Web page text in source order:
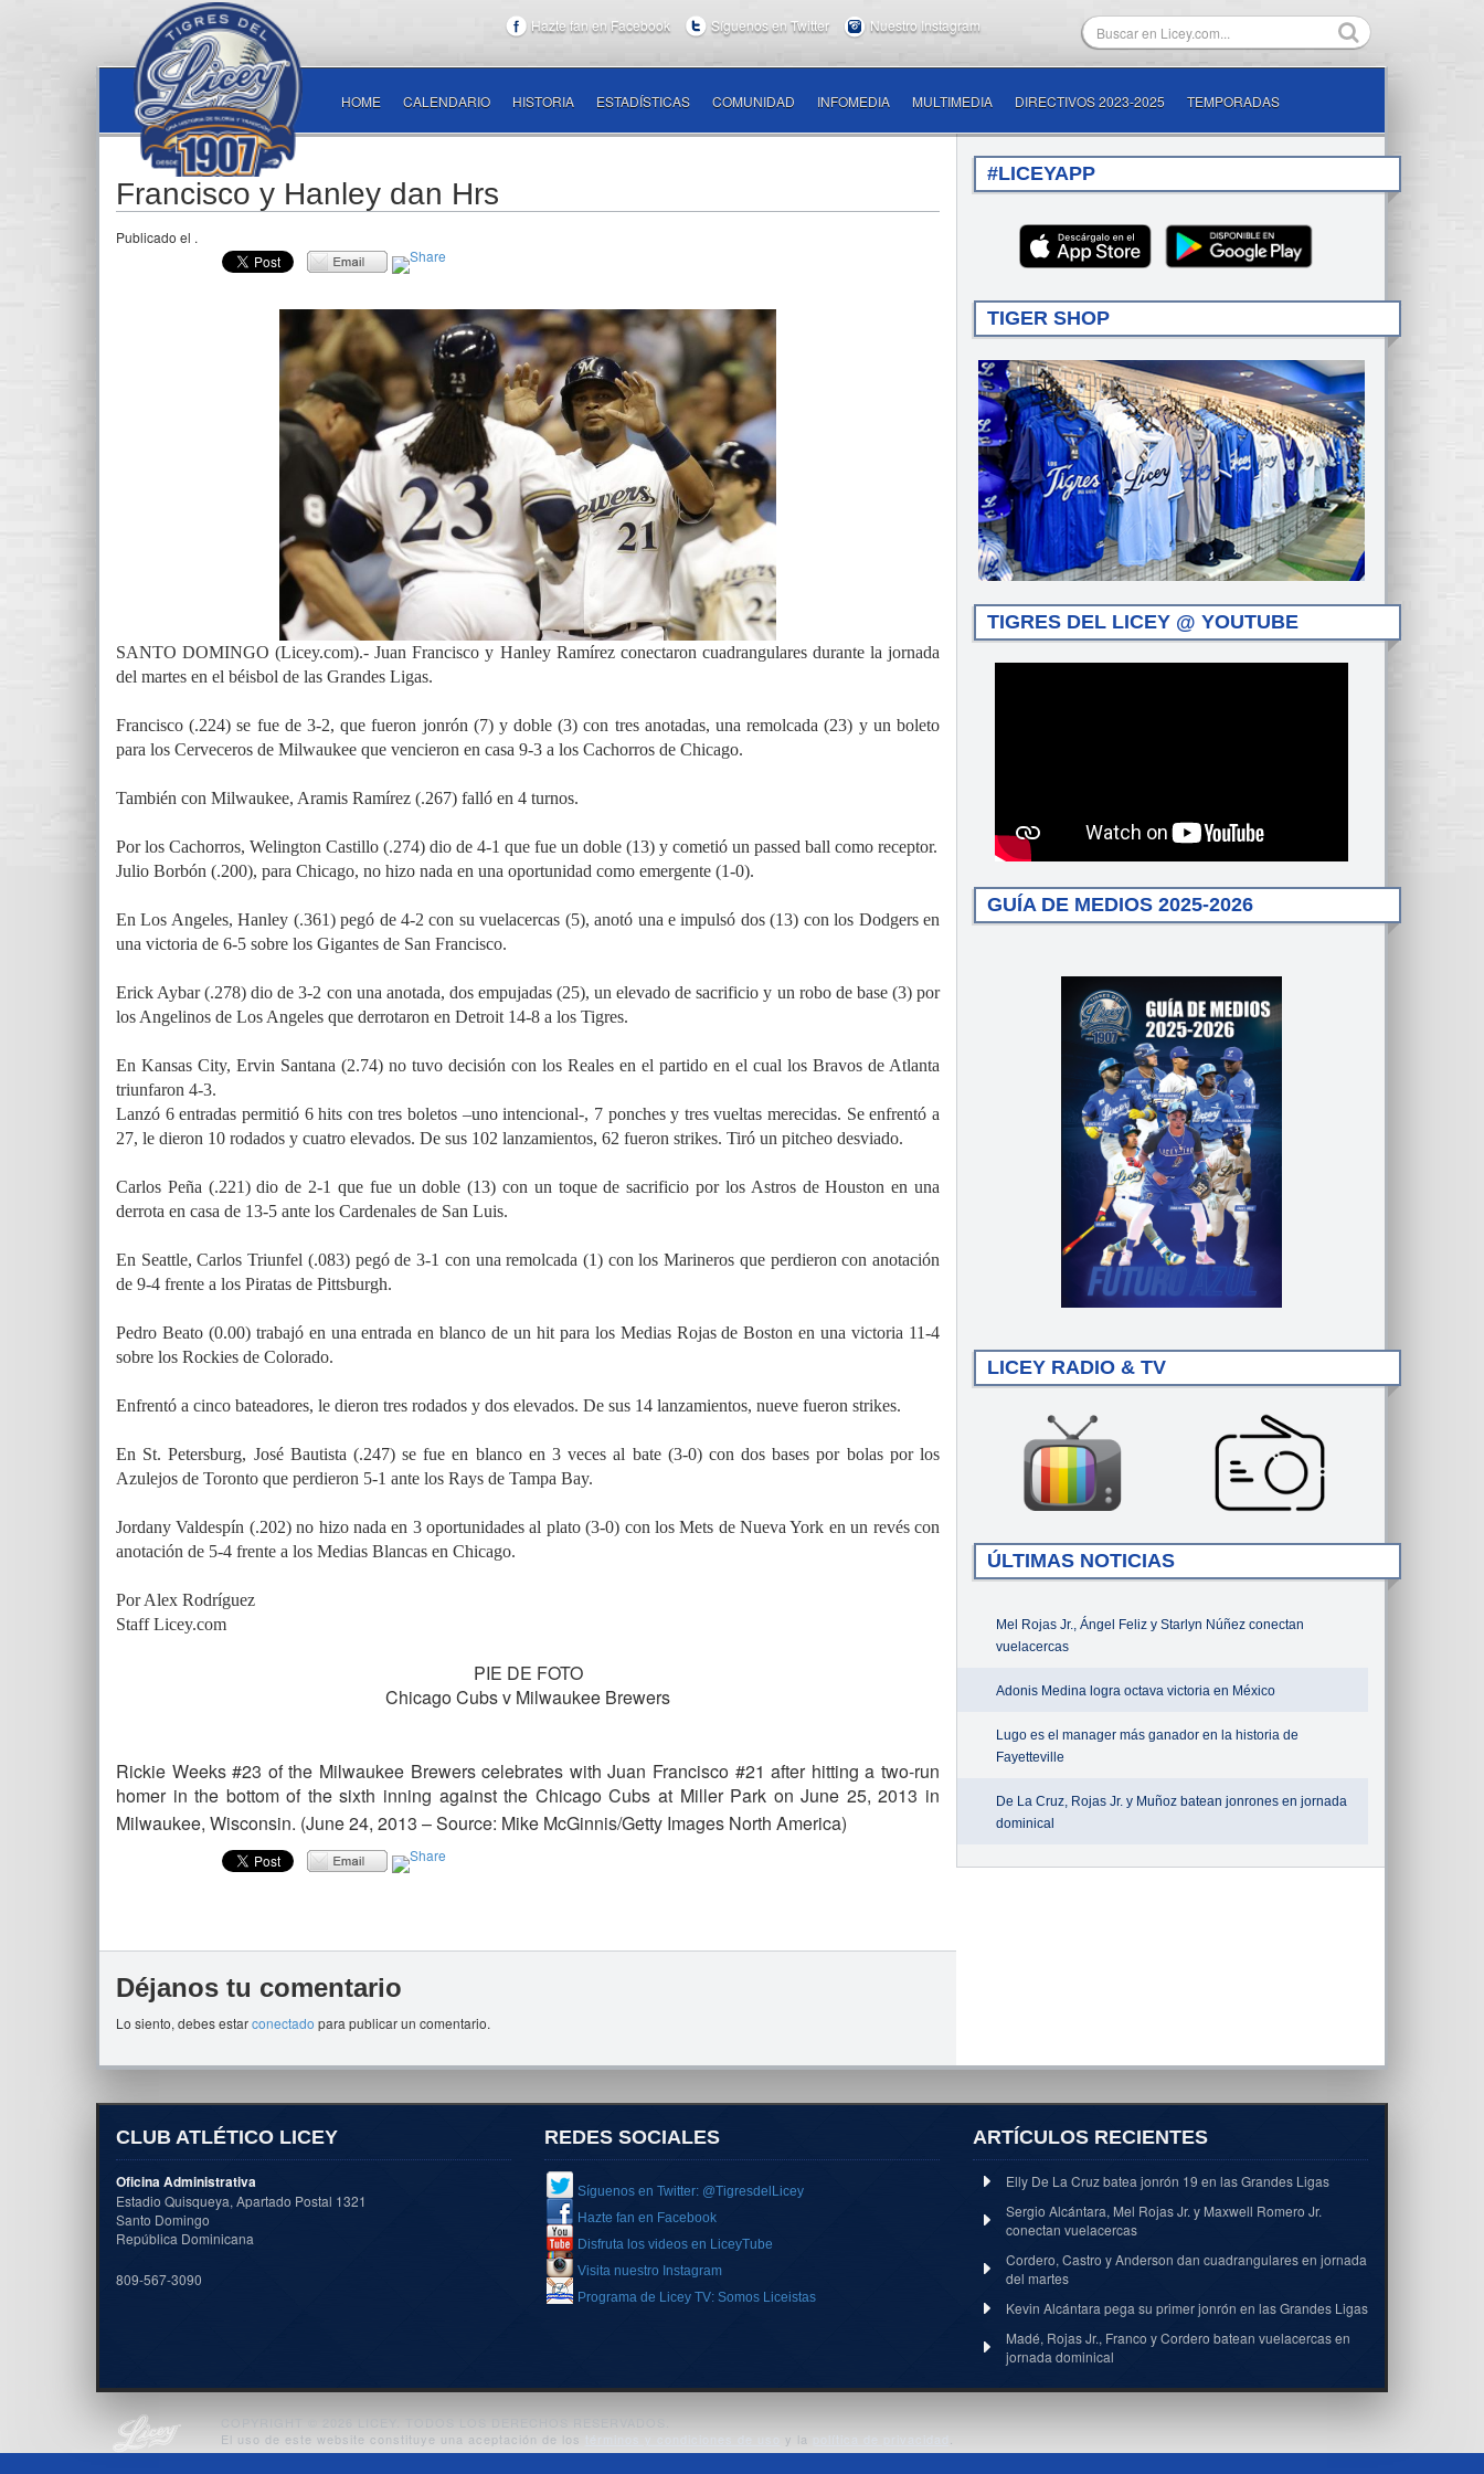
Hazte fan en Facebook Síguenos en Twitter Nuestro Instagram
HOME CALENDARIO HISTORIA ESTADÍSTICAS COMUNIDAD INFOMEDIA MULTIMEDIA DIRECTIVOS 2023-2025 TEMPORADAS
Francisco y Hanley dan Hrs
Publicado el .
SANTO DOMINGO (Licey.com).- Juan Francisco y Hanley Ramírez conectaron cuadrangulares durante la jornada
del martes en el béisbol de las Grandes Ligas.
Francisco (.224) se fue de 3-2, que fueron jonrón (7) y doble (3) con tres anotadas, una remolcada (23) y un boleto
para los Cerveceros de Milwaukee que vencieron en casa 9-3 a los Cachorros de Chicago.
También con Milwaukee, Aramis Ramírez (.267) falló en 4 turnos.
Por los Cachorros, Welington Castillo (.274) dio de 4-1 que fue un doble (13) y cometió un passed ball como receptor.
Julio Borbón (.200), para Chicago, no hizo nada en una oportunidad como emergente (1-0).
En Los Angeles, Hanley (.361) pegó de 4-2 con su vuelacercas (5), anotó una e impulsó dos (13) con los Dodgers en
una victoria de 6-5 sobre los Gigantes de San Francisco.
Erick Aybar (.278) dio de 3-2 con una anotada, dos empujadas (25), un elevado de sacrificio y un robo de base (3) por
los Angelinos de Los Angeles que derrotaron en Detroit 14-8 a los Tigres.
En Kansas City, Ervin Santana (2.74) no tuvo decisión con los Reales en el partido en el cual los Bravos de Atlanta
triunfaron 4-3.
Lanzó 6 entradas permitió 6 hits con tres boletos –uno intencional-, 7 ponches y tres vueltas merecidas. Se enfrentó a
27, le dieron 10 rodados y cuatro elevados. De sus 102 lanzamientos, 62 fueron strikes. Tiró un pitcheo desviado.
Carlos Peña (.221) dio de 2-1 que fue un doble (13) con un toque de sacrificio por los Astros de Houston en una
derrota en casa de 13-5 ante los Cardenales de San Luis.
En Seattle, Carlos Triunfel (.083) pegó de 3-1 con una remolcada (1) con los Marineros que perdieron con anotación
de 9-4 frente a los Piratas de Pittsburgh.
Pedro Beato (0.00) trabajó en una entrada en blanco de un hit para los Medias Rojas de Boston en una victoria 11-4
sobre los Rockies de Colorado.
Enfrentó a cinco bateadores, le dieron tres rodados y dos elevados. De sus 14 lanzamientos, nueve fueron strikes.
En St. Petersburg, José Bautista (.247) se fue en blanco en 3 veces al bate (3-0) con dos bases por bolas por los
Azulejos de Toronto que perdieron 5-1 ante los Rays de Tampa Bay.
Jordany Valdespín (.202) no hizo nada en 3 oportunidades al plato (3-0) con los Mets de Nueva York en un revés con
anotación de 5-4 frente a los Medias Blancas en Chicago.
Por Alex Rodríguez
Staff Licey.com
PIE DE FOTO
Chicago Cubs v Milwaukee Brewers
Rickie Weeks #23 of the Milwaukee Brewers celebrates with Juan Francisco #21 after hitting a two-run
homer in the bottom of the sixth inning against the Chicago Cubs at Miller Park on June 25, 2013 in
Milwaukee, Wisconsin. (June 24, 2013 – Source: Mike McGinnis/Getty Images North America)
Déjanos tu comentario
Lo siento, debes estarconectado para publicar un comentario.
#LICEYAPP
TIGER SHOP
TIGRES DEL LICEY @ YOUTUBE
GUÍA DE MEDIOS 2025-2026
LICEY RADIO & TV
ÚLTIMAS NOTICIAS
Mel Rojas Jr., Ángel Feliz y Starlyn Núñez conectan
vuelacercas
Adonis Medina logra octava victoria en México
Lugo es el manager más ganador en la historia de
Fayetteville
De La Cruz, Rojas Jr. y Muñoz batean jonrones en jornada
dominical
CLUB ATLÉTICO LICEY
Oficina Administrativa
Estadio Quisqueya, Apartado Postal 1321
Santo Domingo
República Dominicana
809-567-3090
REDES SOCIALES
Síguenos en Twitter: @TigresdelLicey
Hazte fan en Facebook
Disfruta los videos en LiceyTube
Visita nuestro Instagram
Programa de Licey TV: Somos Liceistas
ARTÍCULOS RECIENTES
Elly De La Cruz batea jonrón 19 en las Grandes Ligas
Sergio Alcántara, Mel Rojas Jr. y Maxwell Romero Jr.
conectan vuelacercas
Cordero, Castro y Anderson dan cuadrangulares en jornada
del martes
Kevin Alcántara pega su primer jonrón en las Grandes Ligas
Madé, Rojas Jr., Franco y Cordero batean vuelacercas en
jornada dominical
El uso de este website constituye una aceptación de los términos y condiciones de uso y la política de privacidad